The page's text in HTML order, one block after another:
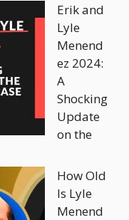
Erik and
Lyle
Menend
ez 2024:
A
Shocking
Update
on the
How Old
Is Lyle
Menend